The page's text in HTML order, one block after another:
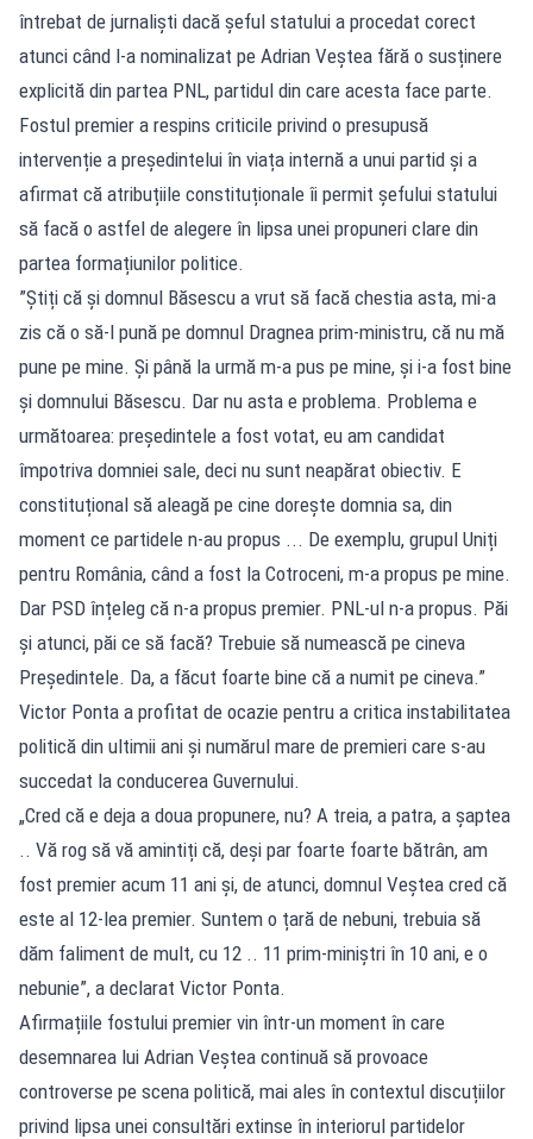
întrebat de jurnaliști dacă șeful statului a procedat corect
atunci când l-a nominalizat pe Adrian Veștea fără o susținere
explicită din partea PNL, partidul din care acesta face parte.
Fostul premier a respins criticile privind o presupusă
intervenție a președintelui în viața internă a unui partid și a
afirmat că atribuțiile constituționale îi permit șefului statului
să facă o astfel de alegere în lipsa unei propuneri clare din
partea formațiunilor politice.
”Știți că și domnul Băsescu a vrut să facă chestia asta, mi-a
zis că o să-l pună pe domnul Dragnea prim-ministru, că nu mă
pune pe mine. Și până la urmă m-a pus pe mine, și i-a fost bine
și domnului Băsescu. Dar nu asta e problema. Problema e
următoarea: președintele a fost votat, eu am candidat
împotriva domniei sale, deci nu sunt neapărat obiectiv. E
constituțional să aleagă pe cine dorește domnia sa, din
moment ce partidele n-au propus ... De exemplu, grupul Uniți
pentru România, când a fost la Cotroceni, m-a propus pe mine.
Dar PSD înțeleg că n-a propus premier. PNL-ul n-a propus. Păi
și atunci, păi ce să facă? Trebuie să numească pe cineva
Președintele. Da, a făcut foarte bine că a numit pe cineva.”
Victor Ponta a profitat de ocazie pentru a critica instabilitatea
politică din ultimii ani și numărul mare de premieri care s-au
succedat la conducerea Guvernului.
„Cred că e deja a doua propunere, nu? A treia, a patra, a șaptea
.. Vă rog să vă amintiți că, deși par foarte foarte bătrân, am
fost premier acum 11 ani și, de atunci, domnul Veștea cred că
este al 12-lea premier. Suntem o țară de nebuni, trebuia să
dăm faliment de mult, cu 12 .. 11 prim-miniștri în 10 ani, e o
nebunie”, a declarat Victor Ponta.
Afirmațiile fostului premier vin într-un moment în care
desemnarea lui Adrian Veștea continuă să provoace
controverse pe scena politică, mai ales în contextul discuțiilor
privind lipsa unei consultări extinse în interiorul partidelor